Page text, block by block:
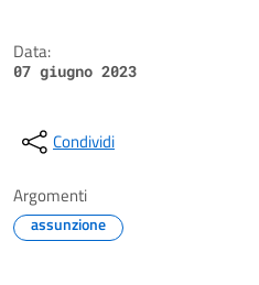
Data:
07 giugno 2023
Condividi
Argomenti
assunzione